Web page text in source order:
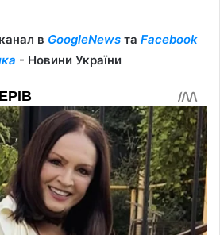
в GoogleNews та Facebook
- Новини України